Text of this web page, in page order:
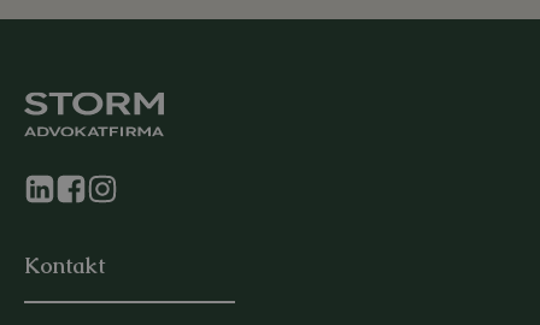
Kontakt